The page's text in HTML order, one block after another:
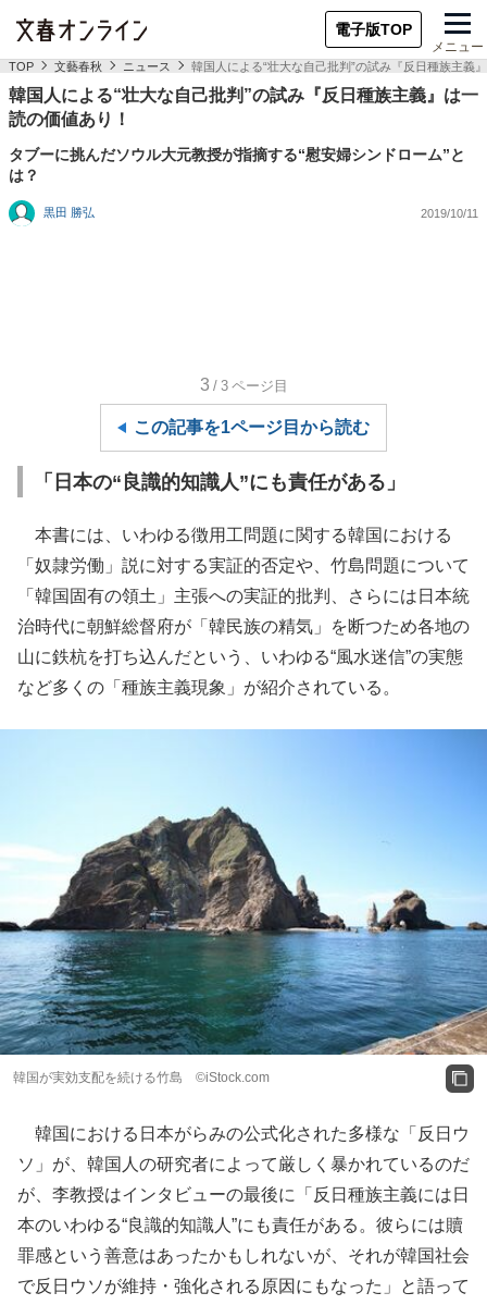
電子版TOP
メニュー
TOP 文藝春秋 ニュース 韓国人による“壮大な自己批判”の試み『反日種族主義
韓国人による“壮大な自己批判”の試み『反日種族主義』は一
読の価値あり！
タブーに挑んだソウル大元教授が指摘する“慰安婦シンドローム”と
は？
黒田 勝弘 2019/10/11
3 /3 ページ目
この記事を1ページ目から読む
「日本の“良識的知識人”にも責任がある」
本書には、いわゆる徴用工問題に関する韓国における
「奴隷労働」説に対する実証的否定や、竹島問題について
「韓国固有の領土」主張への実証的批判、さらには日本統
治時代に朝鮮総督府が「韓民族の精気」を断つため各地の
山に鉄杭を打ち込んだという、いわゆる“風水迷信”の実態
など多くの「種族主義現象」が紹介されている。
韓国が実効支配を続ける竹島 ©iStock.com
韓国における日本がらみの公式化された多様な「反日ウ
ソ」が、韓国人の研究者によって厳しく暴かれているのだ
が、李教授はインタビューの最後に「反日種族主義には日
本のいわゆる“良識的知識人”にも責任がある。彼らには贖
罪感という善意はあったかもしれないが、それが韓国社会
で反日ウソが維持・強化される原因にもなった」と語って